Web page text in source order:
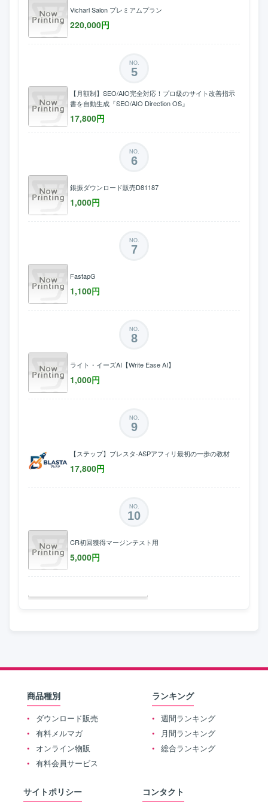
Vicharl Salon プレミアムプラン
220,000円
NO.
5
【月額制】SEO/AIO完全対応！プロ級のサイト改善指示
書を自動生成『SEO/AIO Direction OS』
17,800円
NO.
6
銀振ダウンロード販売D81187
1,000円
NO.
7
FastapG
1,100円
NO.
8
ライト・イーズAI【Write Ease AI】
1,000円
NO.
9
【ステップ】ブレスタ-ASPアフィリ最初の一歩の教材
17,800円
NO.
10
CR初回獲得マージンテスト用
5,000円
商品種別
ダウンロード販売
有料メルマガ
オンライン物販
有料会員サービス
ランキング
週間ランキング
月間ランキング
総合ランキング
サイトポリシー コンタクト